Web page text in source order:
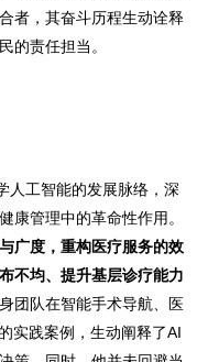
者，其奋斗历程生动诠释
的责任担当。
工智能的发展脉络，深
康管理中的革命性作用。
广度，重构医疗服务的效
不均、提升基层诊疗能力
团队在智能手术导航、医
实践案例，生动阐释了AI